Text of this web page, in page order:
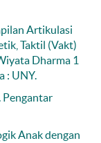
Artikulasi
Taktil (Vakt)
Dharma 1
: UNY.
Pengantar
Anak dengan